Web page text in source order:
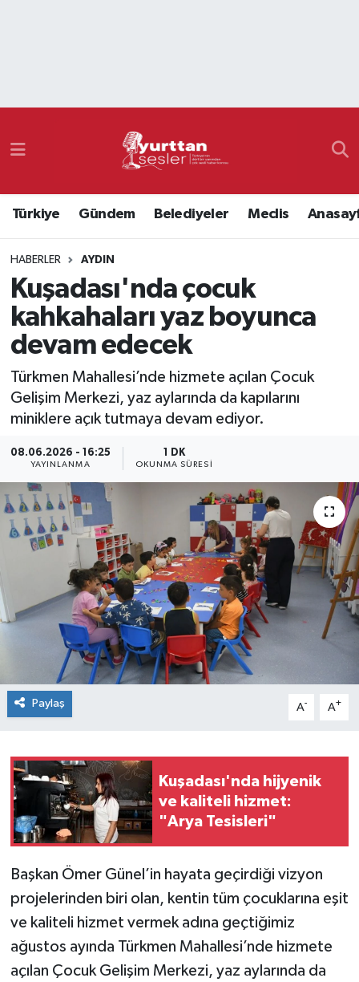
Türkiye Gündem Belediyeler Meclis
HABERLER AYDIN
Kuşadası'nda çocuk
kahkahaları yaz boyunca
devam edecek
Türkmen Mahallesi’nde hizmete açılan Çocuk
Gelişim Merkezi, yaz aylarında da kapılarını
miniklere açık tutmaya devam ediyor.
08.06.2026 - 16:25
YAYINLANMA
1 DK
OKUNMA SÜRESI
Paylaş A- A+
Kuşadası'nda hijyenik
ve kaliteli hizmet:
"Arya Tesisleri"
Başkan Ömer Günel’in hayata geçirdiği vizyon
projelerinden biri olan, kentin tüm çocuklarına eşit
ve kaliteli hizmet vermek adına geçtiğimiz
ağustos ayında Türkmen Mahallesi’nde hizmete
açılan Çocuk Gelişim Merkezi, yaz aylarında da
Namaz Vakitleri
Süper Lig Puan Durumu ve Fikstür
Tüm Manşetler
Son Dakika Haberleri
Haber Arşivi